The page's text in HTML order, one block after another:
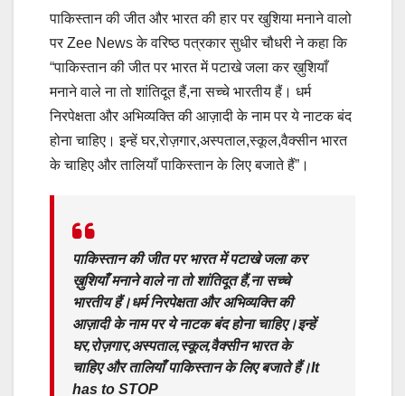
पाकिस्तान की जीत और भारत की हार पर खुशिया मनाने वालो
पर Zee News के वरिष्ठ पत्रकार सुधीर चौधरी ने कहा कि
“पाकिस्तान की जीत पर भारत में पटाखे जला कर ख़ुशियाँ
मनाने वाले ना तो शांतिदूत हैं,ना सच्चे भारतीय हैं। धर्म
निरपेक्षता और अभिव्यक्ति की आज़ादी के नाम पर ये नाटक बंद
होना चाहिए। इन्हें घर,रोज़गार,अस्पताल,स्कूल,वैक्सीन भारत
के चाहिए और तालियाँ पाकिस्तान के लिए बजाते हैं”।
पाकिस्तान की जीत पर भारत में पटाखे जला कर
ख़ुशियाँ मनाने वाले ना तो शांतिदूत हैं,ना सच्चे
भारतीय हैं।धर्म निरपेक्षता और अभिव्यक्ति की
आज़ादी के नाम पर ये नाटक बंद होना चाहिए।इन्हें
घर,रोज़गार,अस्पताल,स्कूल,वैक्सीन भारत के
चाहिए और तालियाँ पाकिस्तान के लिए बजाते हैं।It
has to STOP